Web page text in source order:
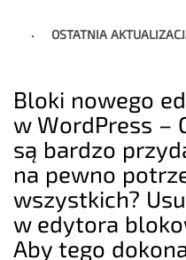
OSTATNIA
Bloki nowego
w WordPress –
są bardzo
na pewno
wszystkich?
w edytora
Aby tego